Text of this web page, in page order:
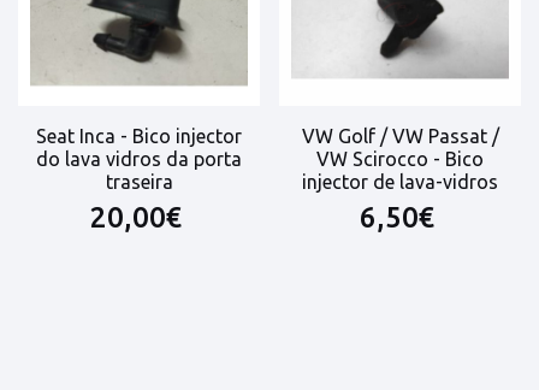
Seat Inca - Bico injector
do lava vidros da porta
traseira
20,00€
VW Golf / VW Passat /
VW Scirocco - Bico
injector de lava-vidros
6,50€